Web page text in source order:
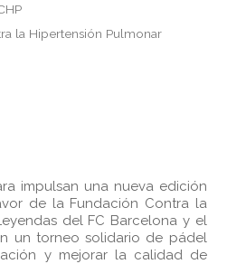
la Hipertensión Pulmonar
impulsan una nueva edición
de la Fundación Contra la
del FC Barcelona y el
un torneo solidario de pádel
y mejorar la calidad de